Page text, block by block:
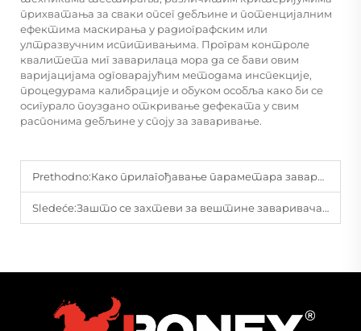
прихватања за сваки опсег дебљине и потенцијалним
ефектима маскирања у радиографским или
ултразвучним испитивањима. Програм контроле
квалитета миг заварилаца мора да се бави овим
варијацијама одговарајућим методама инспекције,
процедурама калибрације и обуком особља како би се
осигурало поуздано откривање дефеката у свим
распонима дебљине у споју за заваривање.
Prethodno:Како прилагођавање параметара заваривача миг утиче на продуктивност у производњи метала?
Sledeće:Зашто се захтеви за вештине заваривача гасом разликују од система на електрични погон?